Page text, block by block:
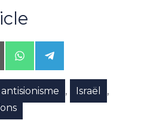
Share
on
WhatsApp
Share
on
Telegram
antisionisme , Israël ,